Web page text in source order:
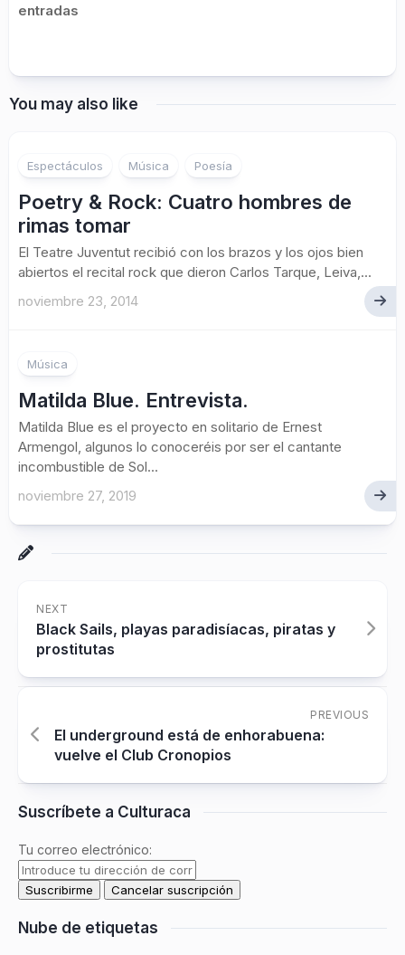
entradas
You may also like
Espectáculos Música Poesía
Poetry & Rock: Cuatro hombres de
rimas tomar
El Teatre Juventut recibió con los brazos y los ojos bien
abiertos el recital rock que dieron Carlos Tarque, Leiva,...
noviembre 23, 2014
Música
Matilda Blue. Entrevista.
Matilda Blue es el proyecto en solitario de Ernest
Armengol, algunos lo conoceréis por ser el cantante
incombustible de Sol...
noviembre 27, 2019
NEXT
Black Sails, playas paradisíacas, piratas y
prostitutas
PREVIOUS
El underground está de enhorabuena:
vuelve el Club Cronopios
Suscríbete a Culturaca
Tu correo electrónico:
Nube de etiquetas